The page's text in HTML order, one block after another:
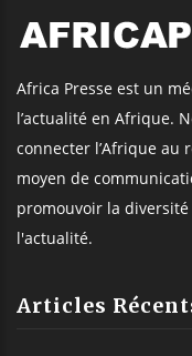
Africa Presse est un
l’actualité en Afrique.
connecter l’Afrique au
moyen de
promouvoir la
l'actualité.
Articles